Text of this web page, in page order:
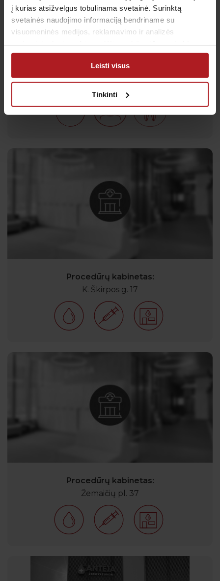
į kurias atsižvelgus tobulinama svetainė. Surinktą
svetainės naudojimo informaciją bendriname su
visuomeninės medijos, reklamavimo ir analizės
arba naudojant paslaugas surinktos informacijos.
Leisti visus
Tinkinti
Savanorių pr. 97
Procedūrų kabinetas:
K. Škirpos g. 17
Procedūrų kabinetas:
Žemaičių pl. 37